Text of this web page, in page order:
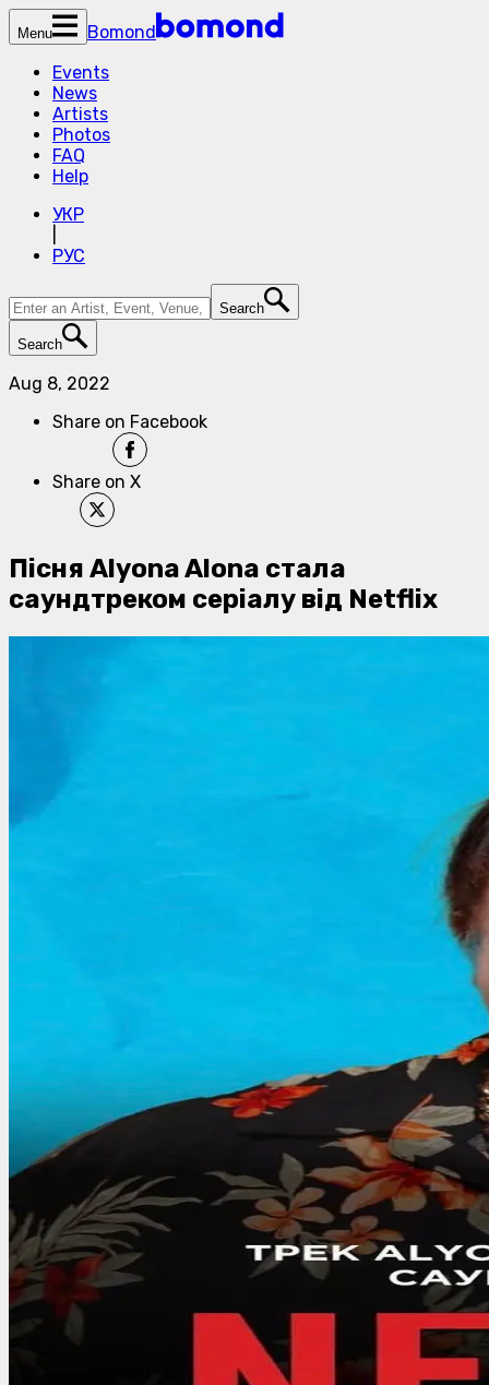
Menu
Bomond
Events
News
Artists
Photos
FAQ
Help
УКР
РУС
Search
Search
Aug 8, 2022
Share on Facebook
Share on X
Пісня Alyona Alona стала
саундтреком серіалу від Netflix